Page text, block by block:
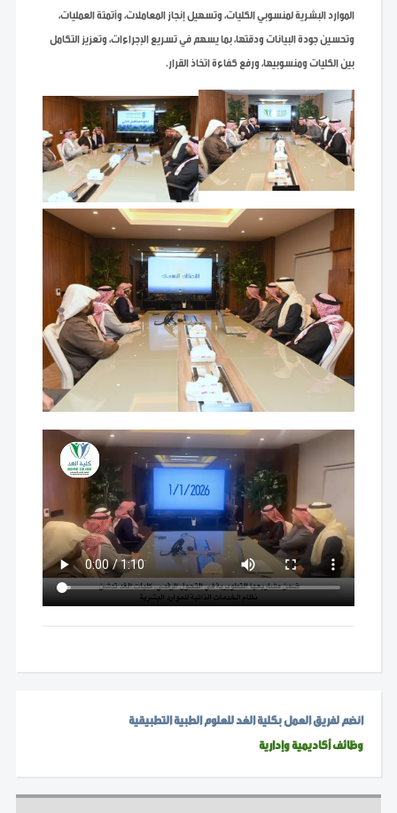
انضم لفريق العمل بكلية الغد للعلوم الطبية التطبيقية
وظائف أكاديمية وإدارية
الموارد البشرية لمنسوبي الكليات، وتسهيل إنجاز المعاملات، وأتمتة العمليات،
وتحسين جودة البيانات ودقتها، بما يسهم في تسريع الإجراءات، وتعزيز التكامل
بين الكليات ومنسوبيها، ورفع كفاءة اتخاذ القرار.